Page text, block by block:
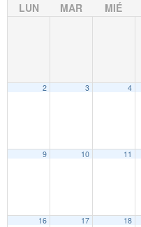
LUN MAR MIÉ
2 3 4
9 10 11
16 17 18